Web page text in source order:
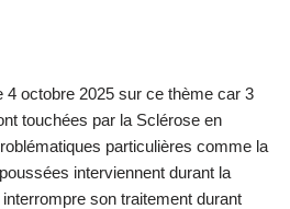
4 octobre 2025 sur ce thème car 3
touchées par la Sclérose en
particulières comme la
interviennent durant la
son traitement durant